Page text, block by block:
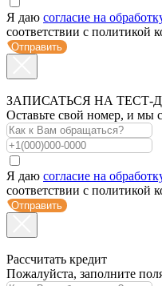
Я даю согласие на
соответствии с политикой
Отправить
ЗАПИСАТЬСЯ НА ТЕСТ-
Оставьте свой номер, и мы
Я даю согласие на
соответствии с политикой
Отправить
Рассчитать кредит
Пожалуйста, заполните